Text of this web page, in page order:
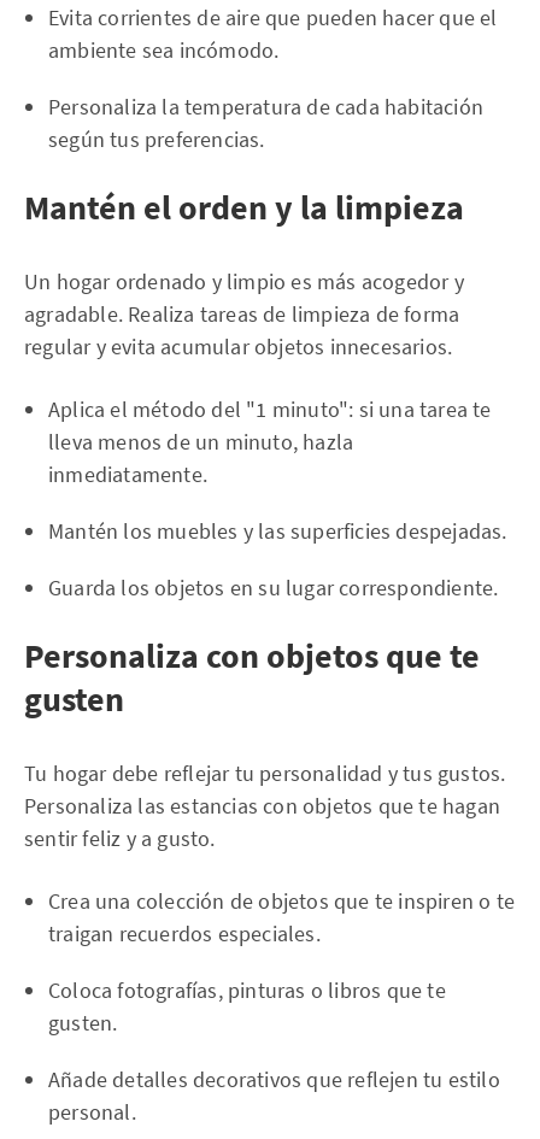
Evita corrientes de aire que pueden hacer que el
ambiente sea incómodo.
Personaliza la temperatura de cada habitación
según tus preferencias.
Mantén el orden y la limpieza
Un hogar ordenado y limpio es más acogedor y
agradable. Realiza tareas de limpieza de forma
regular y evita acumular objetos innecesarios.
Aplica el método del "1 minuto": si una tarea te
lleva menos de un minuto, hazla
inmediatamente.
Mantén los muebles y las superficies despejadas.
Guarda los objetos en su lugar correspondiente.
Personaliza con objetos que te
gusten
Tu hogar debe reflejar tu personalidad y tus gustos.
Personaliza las estancias con objetos que te hagan
sentir feliz y a gusto.
Crea una colección de objetos que te inspiren o te
traigan recuerdos especiales.
Coloca fotografías, pinturas o libros que te
gusten.
Añade detalles decorativos que reflejen tu estilo
personal.